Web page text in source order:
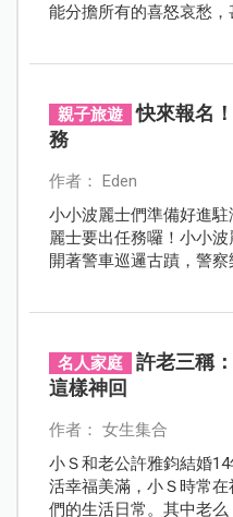
能分擔所有的喜怒哀愁，
親子旅遊
快來報名
務
作者： Eden
小小波麗士們準備好進
麗士要出任務囉！小小
開著警車巡邏古蹟，警
名人家庭
許老三稱
這樣神回
作者： 女生集合
小Ｓ和老公許雅鈞結婚
活幸福美滿，小Ｓ時常
們的生活日常。其中老么